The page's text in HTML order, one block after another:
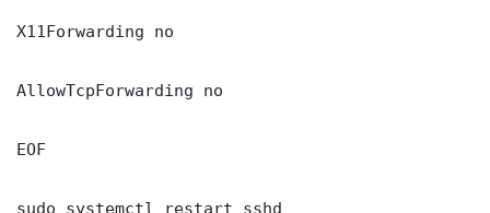
X11Forwarding no
AllowTcpForwarding no
EOF
sudo systemctl restart sshd